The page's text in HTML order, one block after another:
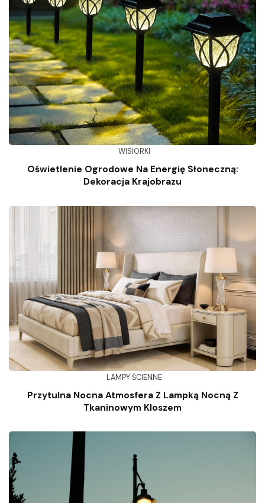
WISIORKI
Oświetlenie Ogrodowe Na Energię Słoneczną:
Dekoracja Krajobrazu
LAMPY ŚCIENNE
Przytulna Nocna Atmosfera Z Lampką Nocną Z
Tkaninowym Kloszem